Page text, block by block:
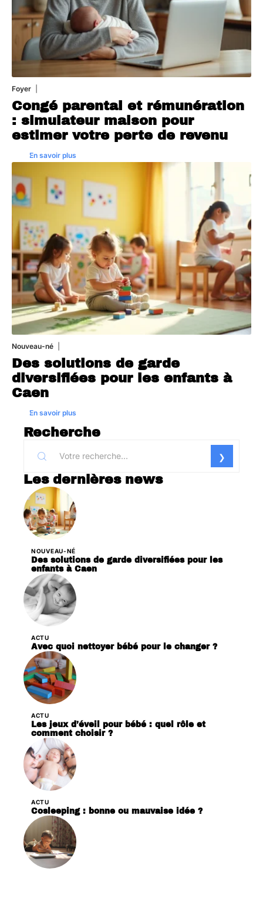
Foyer
Congé parental et rémunération
: simulateur maison pour
estimer votre perte de revenu
En savoir plus
Nouveau-né
Des solutions de garde
diversifiées pour les enfants à
Caen
En savoir plus
Recherche
Les dernières news
NOUVEAU-NÉ
Des solutions de garde diversifiées pour les
enfants à Caen
ACTU
Avec quoi nettoyer bébé pour le changer ?
ACTU
Les jeux d’éveil pour bébé : quel rôle et
comment choisir ?
ACTU
Cosleeping : bonne ou mauvaise idée ?